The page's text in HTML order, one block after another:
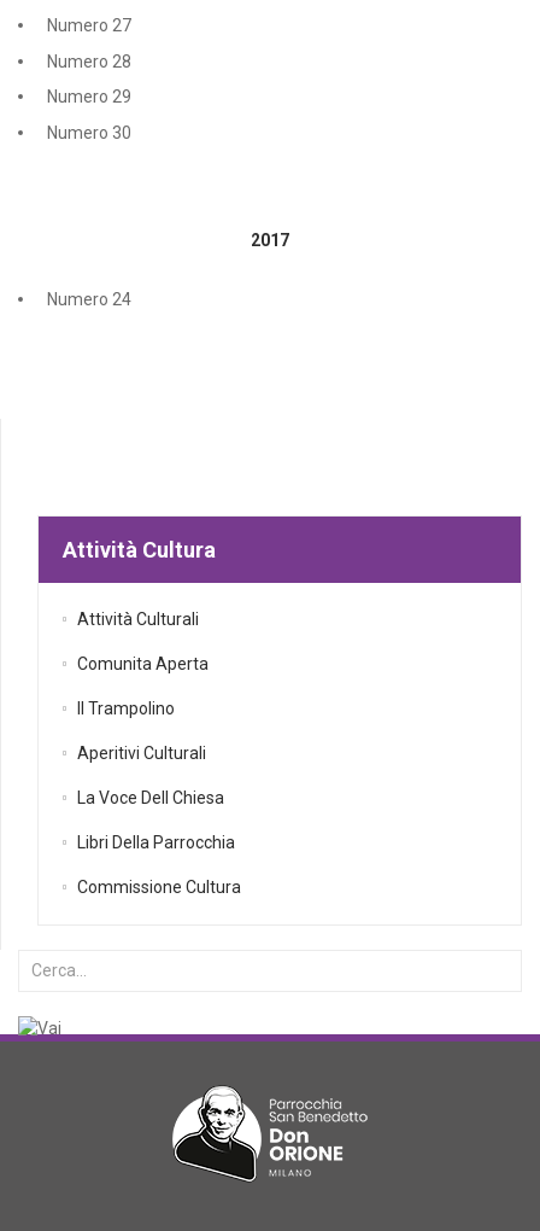
Numero 27
Numero 28
Numero 29
Numero 30
2017
Numero 24
Attività Cultura
Attività Culturali
Comunita Aperta
Il Trampolino
Aperitivi Culturali
La Voce Dell Chiesa
Libri Della Parrocchia
Commissione Cultura